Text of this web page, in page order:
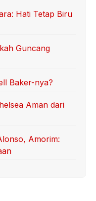
Hati Tetap Biru
Guncang
Baker-nya?
Aman dari
Amorim: